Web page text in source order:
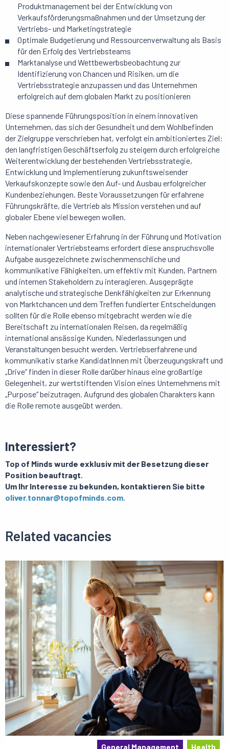
Produktmanagement bei der Entwicklung von
Verkaufsförderungsmaßnahmen und der Umsetzung der
Vertriebs- und Marketingstrategie
Optimale Budgetierung und Ressourcenverwaltung als Basis
für den Erfolg des Vertriebsteams
Marktanalyse und Wettbewerbsbeobachtung zur
Identifizierung von Chancen und Risiken, um die
Vertriebsstrategie anzupassen und das Unternehmen
erfolgreich auf dem globalen Markt zu positionieren
Diese spannende Führungsposition in einem innovativen
Unternehmen, das sich der Gesundheit und dem Wohlbefinden
der Zielgruppe verschrieben hat, verfolgt ein ambitioniertes Ziel:
den langfristigen Geschäftserfolg zu steigern durch erfolgreiche
Weiterentwicklung der bestehenden Vertriebsstrategie,
Entwicklung und Implementierung zukunftsweisender
Verkaufskonzepte sowie den Auf- und Ausbau erfolgreicher
Kundenbeziehungen. Beste Voraussetzungen für erfahrene
Führungskräfte, die Vertrieb als Mission verstehen und auf
globaler Ebene viel bewegen wollen.
Neben nachgewiesener Erfahrung in der Führung und Motivation
internationaler Vertriebsteams erfordert diese anspruchsvolle
Aufgabe ausgezeichnete zwischenmenschliche und
kommunikative Fähigkeiten, um effektiv mit Kunden, Partnern
und internen Stakeholdern zu interagieren. Ausgeprägte
analytische und strategische Denkfähigkeiten zur Erkennung
von Marktchancen und dem Treffen fundierter Entscheidungen
sollten für die Rolle ebenso mitgebracht werden wie die
Bereitschaft zu internationalen Reisen, da regelmäßig
international ansässige Kunden, Niederlassungen und
Veranstaltungen besucht werden. Vertriebserfahrene und
kommunikativ starke KandidatInnen mit Überzeugungskraft und
„Drive“ finden in dieser Rolle darüber hinaus eine großartige
Gelegenheit, zur wertstiftenden Vision eines Unternehmens mit
„Purpose“ beizutragen. Aufgrund des globalen Charakters kann
die Rolle remote ausgeübt werden.
Interessiert?
Top of Minds wurde exklusiv mit der Besetzung dieser
Position beauftragt.
Um Ihr Interesse zu bekunden, kontaktieren Sie bitte
oliver.tonnar@topofminds.com.
Related vacancies
General Management Health